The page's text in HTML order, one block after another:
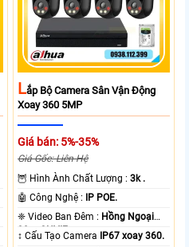
LẮp Bộ Camera Sân Vận Động
Xoay 360 5MP
Giá bán: 5%-35%
Giá Gốc: Liên Hệ
🦉 Hình Ành Chất Lượng :3k .
🤖️ Công Nghệ :
IP POE.
❈ Video Ban Đêm : Hồng Ngoại
30m ONVIF.
↕️ Cấu Tạo Camera
IP67 xoay 360.